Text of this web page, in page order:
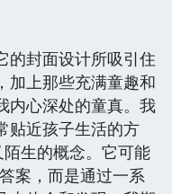
的封面设计所吸引住
加上那些充满童趣和
内心深处的童真。我
贴近孩子生活的方
陌生的概念。它可能
案，而是通过一系